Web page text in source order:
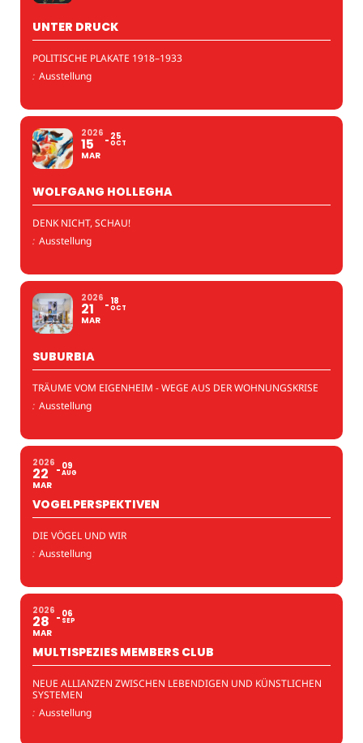
UNTER DRUCK
POLITISCHE PLAKATE 1918–1933
: Ausstellung
2026
15
MAR
25
OCT
WOLFGANG HOLLEGHA
DENK NICHT, SCHAU!
: Ausstellung
2026
21
MAR
18
OCT
SUBURBIA
TRÄUME VOM EIGENHEIM - WEGE AUS DER WOHNUNGSKRISE
: Ausstellung
2026
22
MAR
09
AUG
VOGELPERSPEKTIVEN
DIE VÖGEL UND WIR
: Ausstellung
2026
28
MAR
06
SEP
MULTISPEZIES MEMBERS CLUB
NEUE ALLIANZEN ZWISCHEN LEBENDIGEN UND KÜNSTLICHEN
SYSTEMEN
: Ausstellung